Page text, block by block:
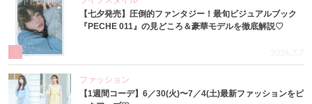
【七夕発売】圧倒的ファンタジー！最旬ビジュアルブック
『PECHE 011』の見どころ＆豪華モデルを徹底解説♡
2026.7.7
ファッション
【1週間コーデ】6／30(火)〜7／4(土)最新ファッションをピ